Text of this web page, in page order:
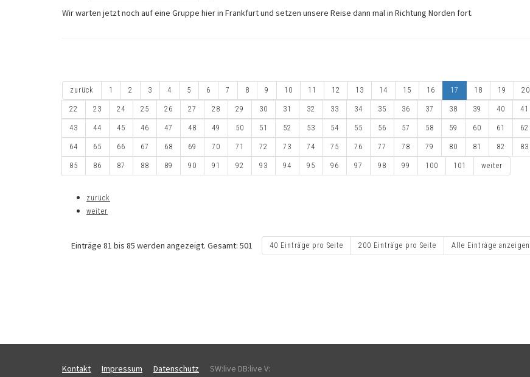
Wir warten jetzt noch auf eine Gruppe hier in Frankfurt und setzen unsere Reise dann mal in Richtung Norden fort.
zurück 1 2 3 4 5 6 7 8 9 10 11 12 13 14 15 16 17 18 19 20
22 23 24 25 26 27 28 29 30 31 32 33 34 35 36 37 38 39 40 41
43 44 45 46 47 48 49 50 51 52 53 54 55 56 57 58 59 60 61 62
64 65 66 67 68 69 70 71 72 73 74 75 76 77 78 79 80 81 82 83
85 86 87 88 89 90 91 92 93 94 95 96 97 98 99 100 101 weiter
zurück
weiter
Einträge 81 bis 85 werden angezeigt. Gesamt: 501 40 Einträge pro Seite 200 Einträge pro Seite Alle Einträge anzeigen
Kontakt Impressum Datenschutz SW:live DB:live V: